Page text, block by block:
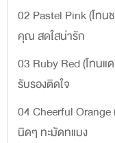
02 Pastel Pink (โท
คุณ สดใสน่ารัก
03 Ruby Red (โทนแ
รับรองติดใจ
04 Cheerful
นิดๆ ทะมัดทแมง